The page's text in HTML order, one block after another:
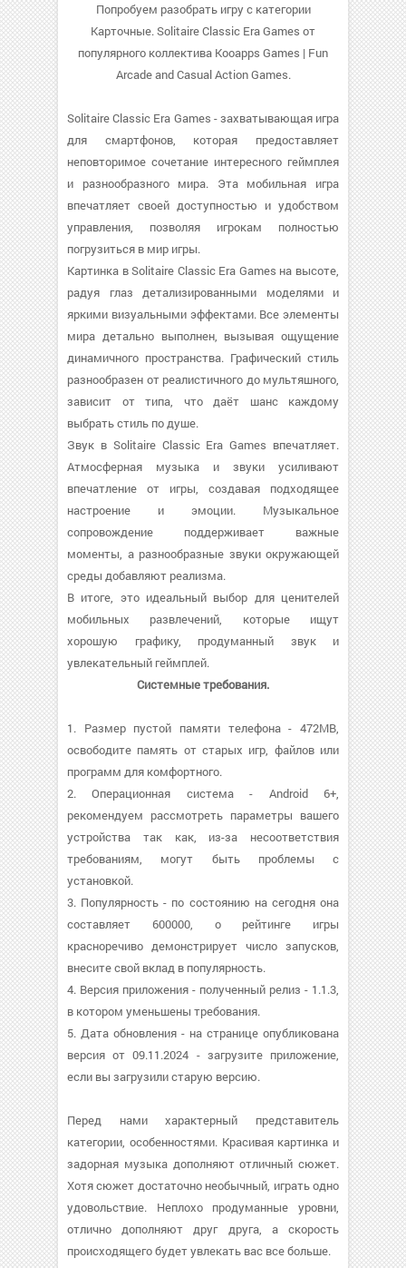
Попробуем разобрать игру с категории
Карточные. Solitaire Classic Era Games от
популярного коллектива Kooapps Games | Fun
Arcade and Casual Action Games.
Solitaire Classic Era Games - захватывающая игра
для смартфонов, которая предоставляет
неповторимое сочетание интересного геймплея
и разнообразного мира. Эта мобильная игра
впечатляет своей доступностью и удобством
управления, позволяя игрокам полностью
погрузиться в мир игры.
Картинка в Solitaire Classic Era Games на высоте,
радуя глаз детализированными моделями и
яркими визуальными эффектами. Все элементы
мира детально выполнен, вызывая ощущение
динамичного пространства. Графический стиль
разнообразен от реалистичного до мультяшного,
зависит от типа, что даёт шанс каждому
выбрать стиль по душе.
Звук в Solitaire Classic Era Games впечатляет.
Атмосферная музыка и звуки усиливают
впечатление от игры, создавая подходящее
настроение и эмоции. Музыкальное
сопровождение поддерживает важные
моменты, а разнообразные звуки окружающей
среды добавляют реализма.
В итоге, это идеальный выбор для ценителей
мобильных развлечений, которые ищут
хорошую графику, продуманный звук и
увлекательный геймплей.
Системные требования.
1. Размер пустой памяти телефона - 472MB,
освободите память от старых игр, файлов или
программ для комфортного.
2. Операционная система - Android 6+,
рекомендуем рассмотреть параметры вашего
устройства так как, из-за несоответствия
требованиям, могут быть проблемы с
установкой.
3. Популярность - по состоянию на сегодня она
составляет 600000, о рейтинге игры
красноречиво демонстрирует число запусков,
внесите свой вклад в популярность.
4. Версия приложения - полученный релиз - 1.1.3,
в котором уменьшены требования.
5. Дата обновления - на странице опубликована
версия от 09.11.2024 - загрузите приложение,
если вы загрузили старую версию.
Перед нами характерный представитель
категории, особенностями. Красивая картинка и
задорная музыка дополняют отличный сюжет.
Хотя сюжет достаточно необычный, играть одно
удовольствие. Неплохо продуманные уровни,
отлично дополняют друг друга, а скорость
происходящего будет увлекать вас все больше.